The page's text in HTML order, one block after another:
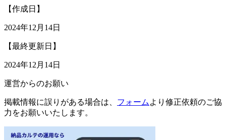
【作成日】
2024年12月14日
【最終更新日】
2024年12月14日
運営からのお願い
掲載情報に誤りがある場合は、 フォーム より修正依頼のご協
力をお願いいたします。